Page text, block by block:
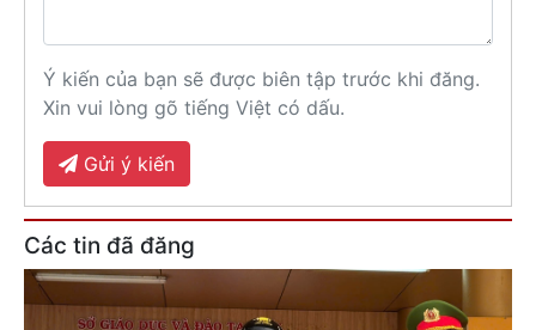
Ý kiến của bạn sẽ được biên tập trước khi đăng.
Xin vui lòng gõ tiếng Việt có dấu.
Gửi ý kiến
Các tin đã đăng